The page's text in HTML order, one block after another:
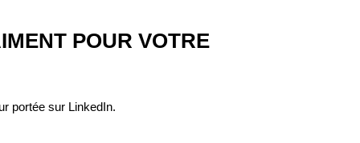
POUR VOTRE
portée sur LinkedIn.